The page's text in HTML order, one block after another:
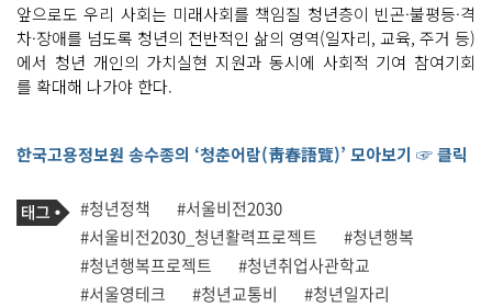
앞으로도 우리 사회는 미래사회를 책임질 청년층이 빈곤·불평등·격
차·장애를 넘도록 청년의 전반적인 삶의 영역(일자리, 교육, 주거 등)
에서 청년 개인의 가치실현 지원과 동시에 사회적 기여 참여기회
를 확대해 나가야 한다.
한국고용정보원 송수종의 ‘청춘어람(靑春語覽)’ 모아보기 ☞ 클릭
기
사
관
련
태
그
태
그
#청년정책
#서울비전2030
#서울비전2030_청년활력프로젝트
#청년행복
#청년행복프로젝트
#청년취업사관학교
#서울영테크
#청년교통비
#청년일자리